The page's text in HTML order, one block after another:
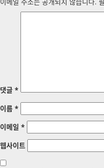
댓글 *
이름 *
이메일 *
웹사이트